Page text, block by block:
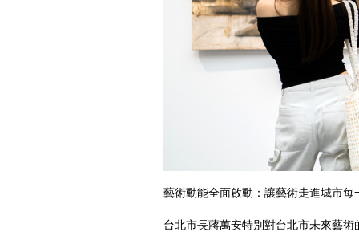
藝術動能全面啟動：讓藝術走進城市每
台北市長蔣萬安特別對台北市未來藝